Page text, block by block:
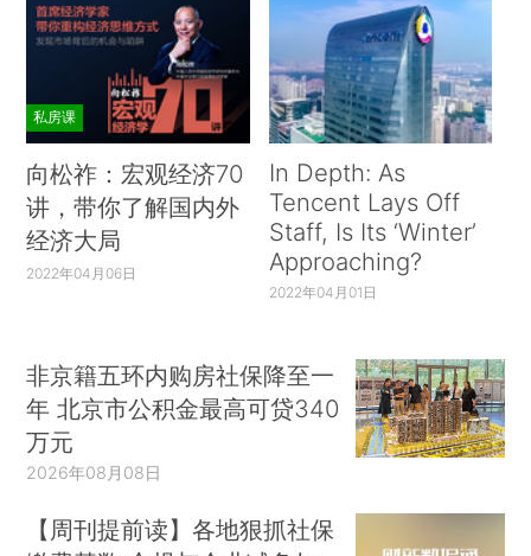
私房课
向松祚：宏观经济70
讲，带你了解国内外
经济大局
2022年04月06日
In Depth: As
Tencent Lays Off
Staff, Is Its ‘Winter’
Approaching?
2022年04月01日
非京籍五环内购房社保降至一
年 北京市公积金最高可贷340
万元
2026年08月08日
【周刊提前读】各地狠抓社保